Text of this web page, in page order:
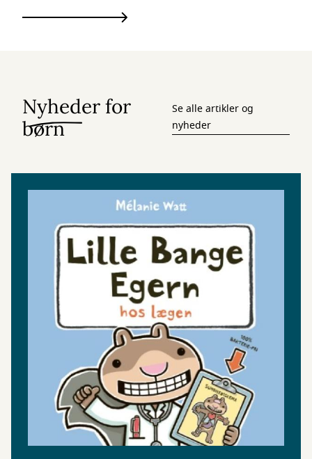
Nyheder for
børn
Se alle artikler og
nyheder